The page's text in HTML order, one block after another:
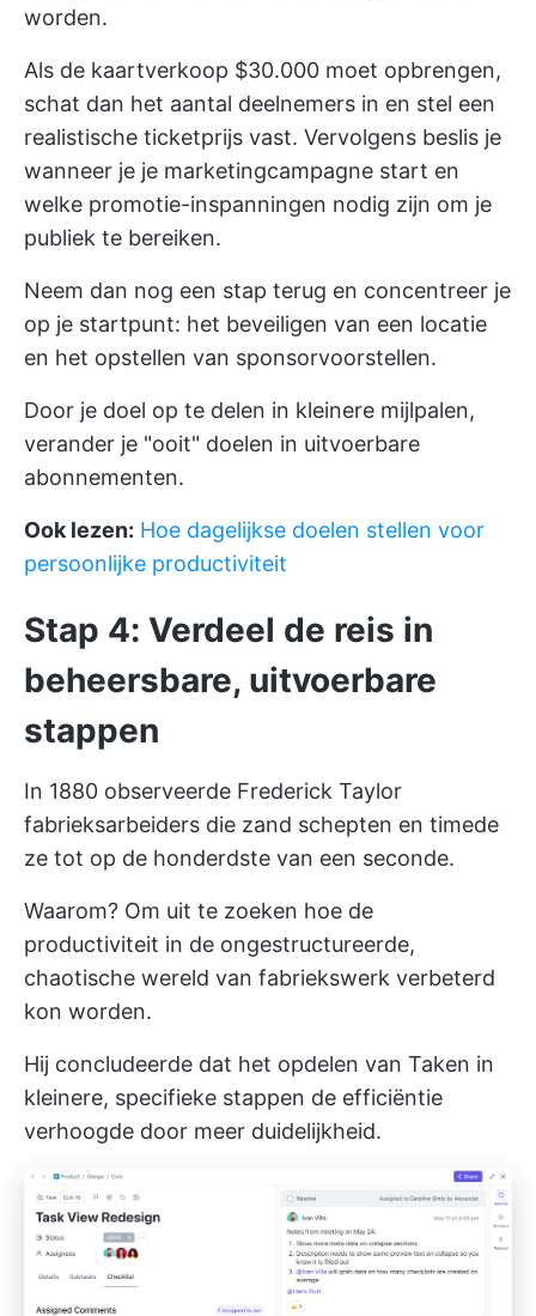
worden.
Als de kaartverkoop $30.000 moet opbrengen,
schat dan het aantal deelnemers in en stel een
realistische ticketprijs vast. Vervolgens beslis je
wanneer je je marketingcampagne start en
welke promotie-inspanningen nodig zijn om je
publiek te bereiken.
Neem dan nog een stap terug en concentreer je
op je startpunt: het beveiligen van een locatie
en het opstellen van sponsorvoorstellen.
Door je doel op te delen in kleinere mijlpalen,
verander je "ooit" doelen in uitvoerbare
abonnementen.
Ook lezen: Hoe dagelijkse doelen stellen voor
persoonlijke productiviteit
Stap 4: Verdeel de reis in
beheersbare, uitvoerbare
stappen
In 1880 observeerde Frederick Taylor
fabrieksarbeiders die zand schepten en timede
ze tot op de honderdste van een seconde.
Waarom? Om uit te zoeken hoe de
productiviteit in de ongestructureerde,
chaotische wereld van fabriekswerk verbeterd
kon worden.
Hij concludeerde dat het opdelen van Taken in
kleinere, specifieke stappen de efficiëntie
verhoogde door meer duidelijkheid.